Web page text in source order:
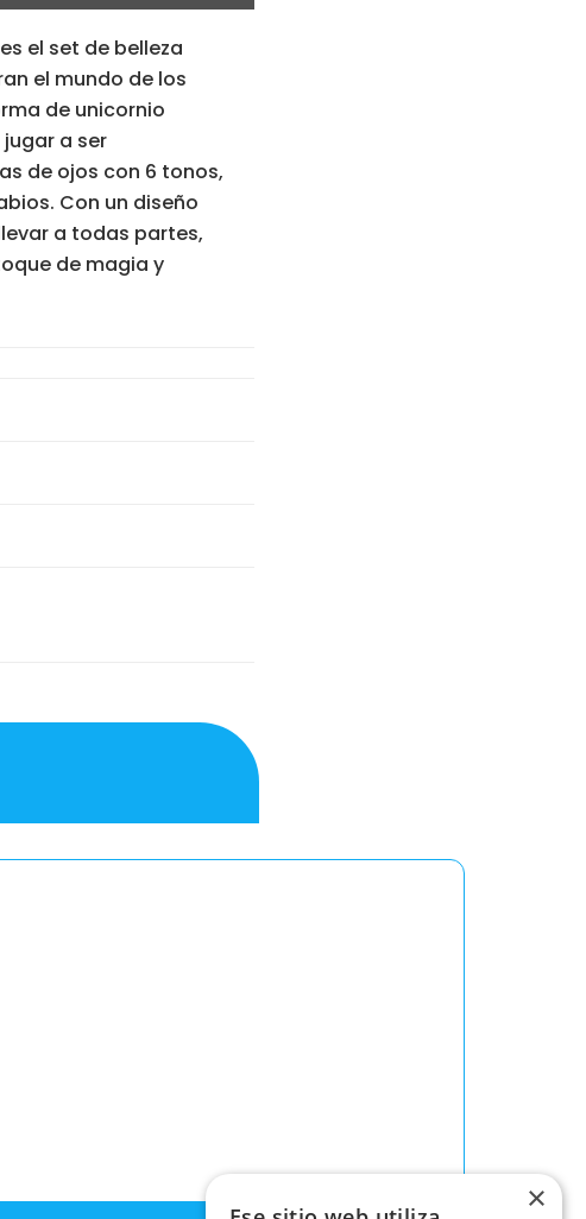
el set de belleza
el mundo de los
de unicornio
a ser
de ojos con 6 tonos,
Con un diseño
a todas partes,
de magia y
×